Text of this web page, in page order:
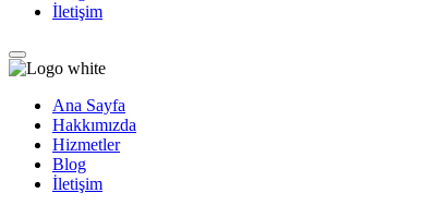
İletişim
Ana Sayfa
Hakkımızda
Hizmetler
Blog
İletişim